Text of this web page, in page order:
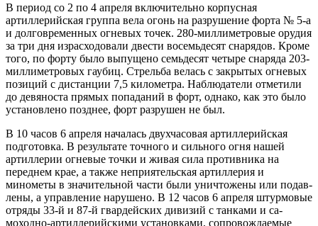
В период со 2 по 4 апреля включительно корпусная
артиллерийская группа вела огонь на разрушение форта № 5-а
и долговремен­ных огневых точек. 280-миллиметровые ору­дия
за три дня израсходовали двести восемь­десят снарядов. Кроме
того, по форту было выпущено семьдесят четыре снаряда 203-
миллиметровых гаубиц. Стрельба велась с закрытых огневых
позиций с дистанции 7,5 километра. Наблюдатели отметили
до девя­носта прямых попаданий в форт, однако, как это было
установлено позднее, форт разру­шен не был.
В 10 часов 6 апреля началась двухчасовая артиллерийская
подготовка. В результате точного и сильного огня нашей
артиллерии огневые точки и живая сила про­тивника на
переднем крае, а также неприя­тельская артиллерия и
минометы в значи­тельной части были уничтожены или подав­
лены, а управление нарушено. В 12 часов 6 апреля штурмовые
отряды 33-й и 87-й гвардейских дивизий с танками и са­
моходно-артиллерийскими установками, со­провождаемые